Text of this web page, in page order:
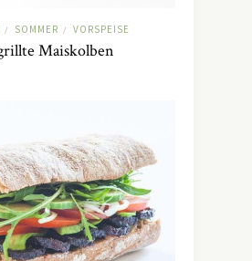
/ SOMMER / VORSPEISE
Maiskolben